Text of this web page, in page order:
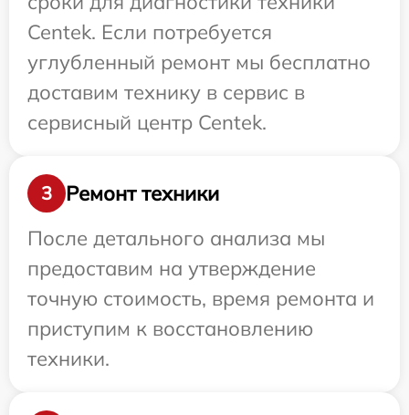
Centek. Если потребуется
углубленный ремонт мы бесплатно
доставим технику в сервис в
сервисный центр Centek.
3
Ремонт техники
После детального анализа мы
предоставим на утверждение
точную стоимость, время ремонта и
приступим к восстановлению
техники.